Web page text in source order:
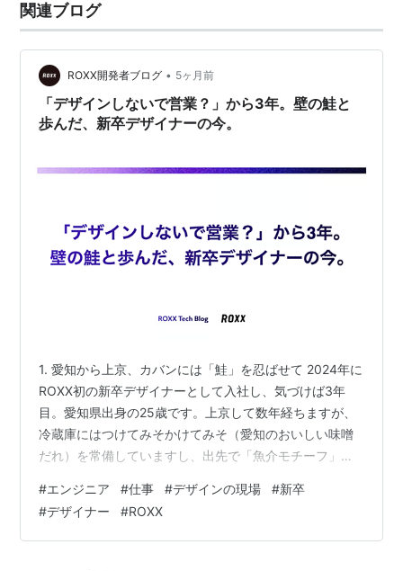
関連ブログ
ROXX開発者ブログ • 5ヶ月前
「デザインしないで営業？」から3年。壁の鮭と
歩んだ、新卒デザイナーの今。
1. 愛知から上京、カバンには「鮭」を忍ばせて 2024年に
ROXX初の新卒デザイナーとして入社し、気づけば3年
目。愛知県出身の25歳です。上京して数年経ちますが、
冷蔵庫にはつけてみそかけてみそ（愛知のおいしい味噌
だれ）を常備していますし、出先で「魚介モチーフ」の
私の一番のお気に入りは、壁に飾っている40センチのリ
アルな「鮭ポーチ」。デスクからは死角にあるので、残
念ながらオンライン会議の背景に映り込むことはないの
#エンジニア #仕事 #デザインの現場 #新卒
#デザイナー #ROXX